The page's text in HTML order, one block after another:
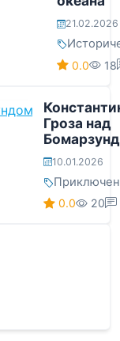
21.02.2026
0.0 18
Гроза над
10.01.2026
0.0 20